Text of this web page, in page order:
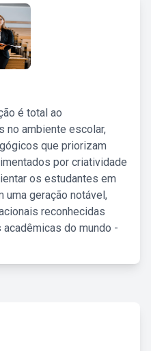
é total ao
no ambiente escolar,
que priorizam
por criatividade
os estudantes em
uma geração notável,
reconhecidas
do mundo -